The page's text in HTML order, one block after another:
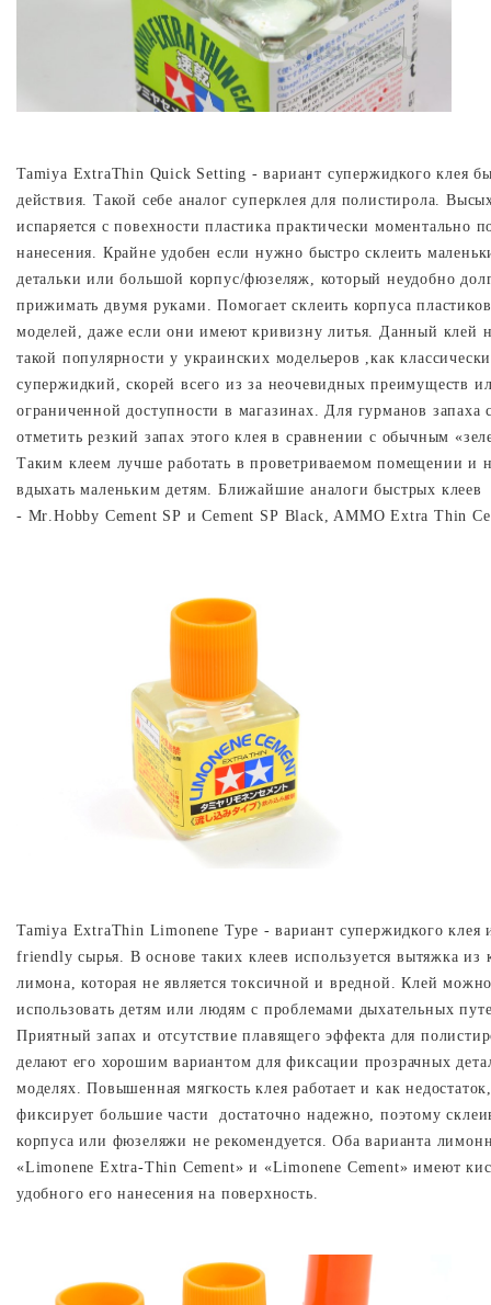
Tamiya ExtraThin Quick Setting - вариант супержидкого клея
действия. Такой себе аналог суперклея для полистирола.
испаряется с повехности пластика практически моментально
нанесения. Крайне удобен если нужно быстро склеить
детальки или большой корпус/фюзеляж, который неудобно
прижимать двумя руками. Помогает склеить корпуса
моделей, даже если они имеют кривизну литья. Данный клей
такой популярности у украинских модельеров ,как
супержидкий, скорей всего из за неочевидных преимуществ
ограниченной доступности в магазинах. Для гурманов запаха
отметить резкий запах этого клея в сравнении с обычным
Таким клеем лучше работать в проветриваемом помещении и
вдыхать маленьким детям. Ближайшие аналоги быстрых клеев
- Mr.Hobby Cement SP иCement SP Black, AMMO Extra Thin
Tamiya ExtraThin Limonene Type -вариант супержидкого клея
friendly сырья
В основе таких клеев используется вытяжка из
лимона, которая не является токсичной и вредной. Клей
использовать детям или людям с проблемами дыхательных
Приятный запах и отсутствие плавящего эффекта для
делают его хорошим вариантом для фиксации прозрачных
моделях. Повышенная мягкость клея работает и как
фиксирует большие части достаточно надежно, поэтому
корпуса или фюзеляжи не рекомендуется. Оба варианта
«Limonene Extra-Thin Cement» и «Limonene Cement» имеют
удобного его нанесения на поверхность.